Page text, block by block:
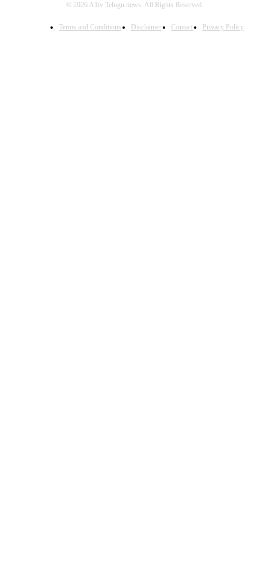
© 2026 A1tv Telugu news. All Rights Reserved.
Terms and Conditions Disclaimer Contact Privacy Policy